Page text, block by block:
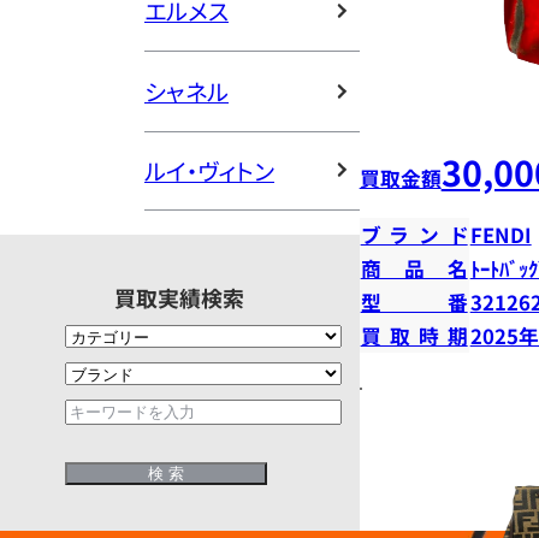
エルメス
シャネル
ルイ・ヴィトン
買取実績検索
買取金額
ブランドFENDI
商品名 ﾄｰﾄﾊﾞｯ
型番
買取時期2025